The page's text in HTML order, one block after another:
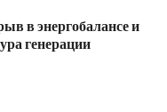
в энергобалансе и
генерации